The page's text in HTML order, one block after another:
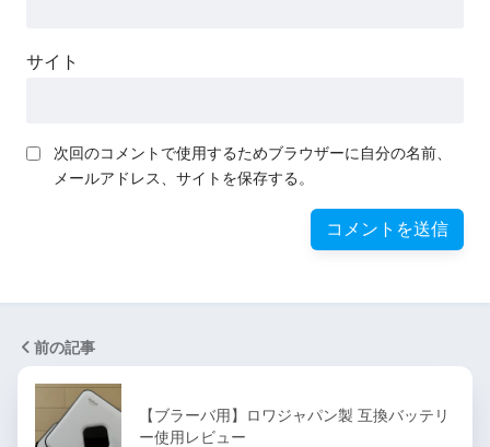
サイト
次回のコメントで使用するためブラウザーに自分の名前、
メールアドレス、サイトを保存する。
前の記事
【ブラーバ用】ロワジャパン製 互換バッテリ
ー使用レビュー